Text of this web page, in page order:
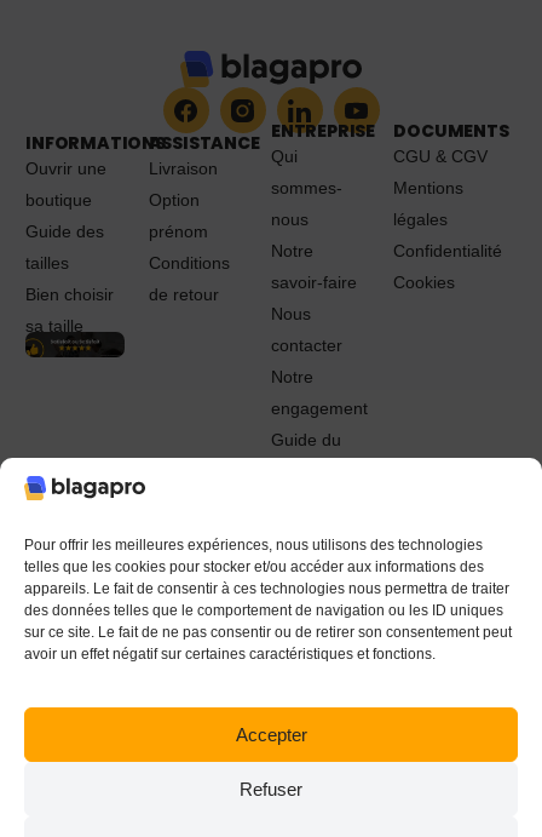
Pour offrir les meilleures expériences, nous utilisons des technologies
telles que les cookies pour stocker et/ou accéder aux informations des
appareils. Le fait de consentir à ces technologies nous permettra de traiter
des données telles que le comportement de navigation ou les ID uniques
sur ce site. Le fait de ne pas consentir ou de retirer son consentement peut
avoir un effet négatif sur certaines caractéristiques et fonctions.
Accepter
Refuser
INFORMATIONS
Ouvrir une
boutique
Guide des
tailles
Bien choisir
sa taille
ASSISTANCE
Livraison
Option
prénom
Conditions
de retour
ENTREPRISE
Qui
sommes-
nous
Notre
savoir-faire
Nous
contacter
Notre
engagement
Guide du
DOCUMENTS
CGU & CGV
Mentions
légales
Confidentialité
Cookies
© 2022 - 2024 Blagapro. Tous droits réservés. Textiles
personnalisés à Orléans